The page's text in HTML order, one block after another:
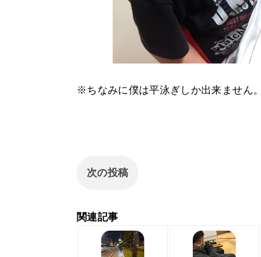
※ちなみに僕は平泳ぎしか出来ません
次の投稿
関連記事